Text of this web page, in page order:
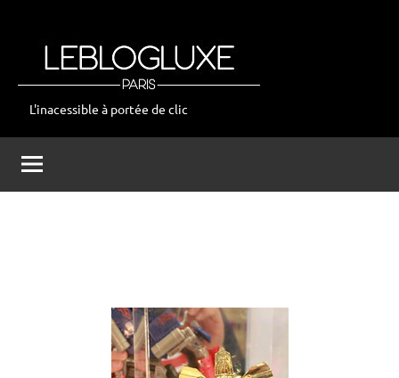
leblogluxe
L'inacessible à portée de clic